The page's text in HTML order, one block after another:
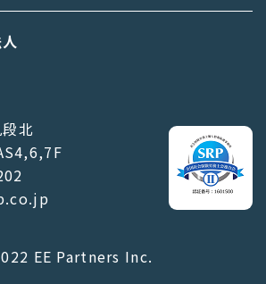
北
EE Partners Inc.